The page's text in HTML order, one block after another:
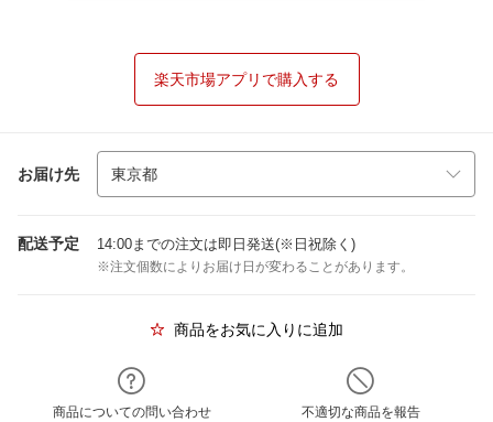
楽天市場アプリで購入する
お届け先
配送予定 14:00までの注文は即日発送(※日祝除く)
※注文個数によりお届け日が変わることがあります。
商品をお気に入りに追加
商品についての問い合わせ 不適切な商品を報告